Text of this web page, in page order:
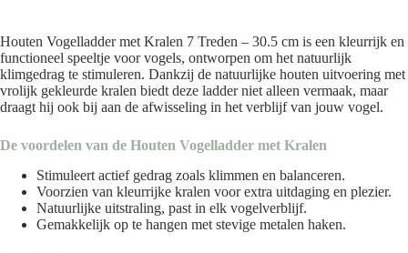
Houten Vogelladder met Kralen 7 Treden – 30.5 cm is een kleurrijk en
functioneel speeltje voor vogels, ontworpen om het natuurlijk
klimgedrag te stimuleren. Dankzij de natuurlijke houten uitvoering met
vrolijk gekleurde kralen biedt deze ladder niet alleen vermaak, maar
draagt hij ook bij aan de afwisseling in het verblijf van jouw vogel.
De voordelen van de Houten Vogelladder met Kralen
Stimuleert actief gedrag zoals klimmen en balanceren.
Voorzien van kleurrijke kralen voor extra uitdaging en plezier.
Natuurlijke uitstraling, past in elk vogelverblijf.
Gemakkelijk op te hangen met stevige metalen haken.